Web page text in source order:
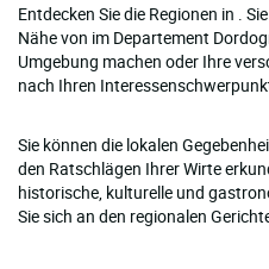
Entdecken Sie die Regionen in .
Nähe von im Departement
Umgebung machen oder Ihre
nach Ihren
Sie können die lokalen
den Ratschlägen Ihrer Wirte
historische, kulturelle und
Sie sich an den regionalen